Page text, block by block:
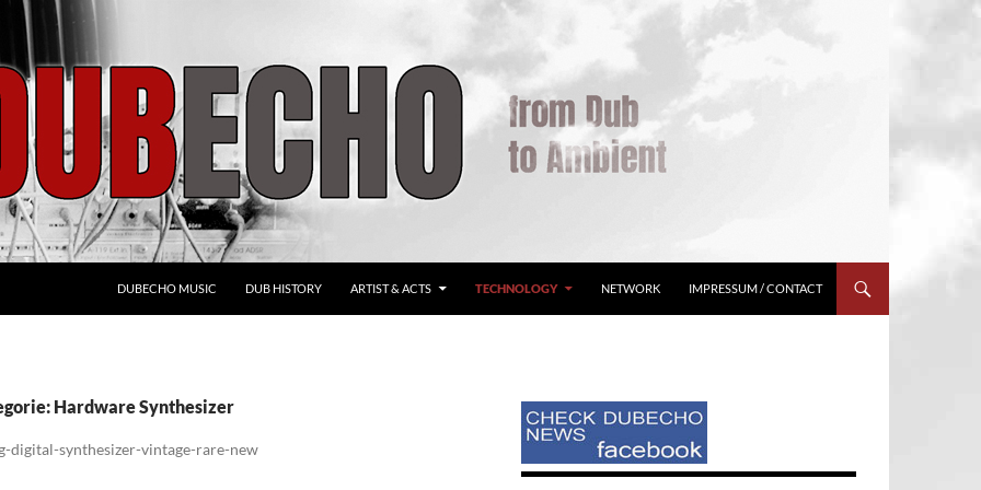
DUBECHO MUSIC
DUB HISTORY ARTIST & ACTS TECHNOLOGY NETWORK IMPRESSUM / CONTACT
Hardware Synthesizer
digital-synthesizer-vintage-rare-new